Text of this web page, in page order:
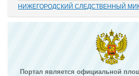
НИЖЕГОРОДСКИЙ СЛЕДСТВЕННЫЙ
переписывание карандашиком на папке
положенного по УПК РФ закрытия одного
дела, до того, что по всем законам...
Портал является официальной